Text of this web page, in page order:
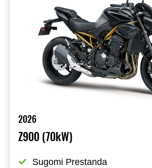
2026
Z900 (70kW)
Sugomi Prestanda